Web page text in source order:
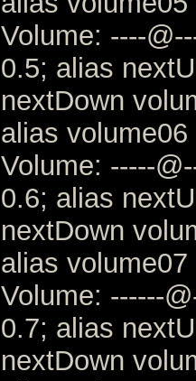
Volume: ----
0.5; alias
nextDown
alias
Volume: -----
0.6; alias
nextDown
alias
Volume: ------
0.7; alias
nextDown